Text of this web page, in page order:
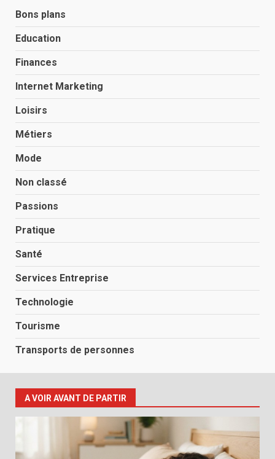
Bons plans
Education
Finances
Internet Marketing
Loisirs
Métiers
Mode
Non classé
Passions
Pratique
Santé
Services Entreprise
Technologie
Tourisme
Transports de personnes
A VOIR AVANT DE PARTIR